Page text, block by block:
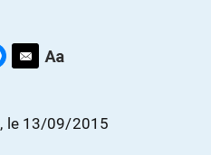
, le 13/09/2015